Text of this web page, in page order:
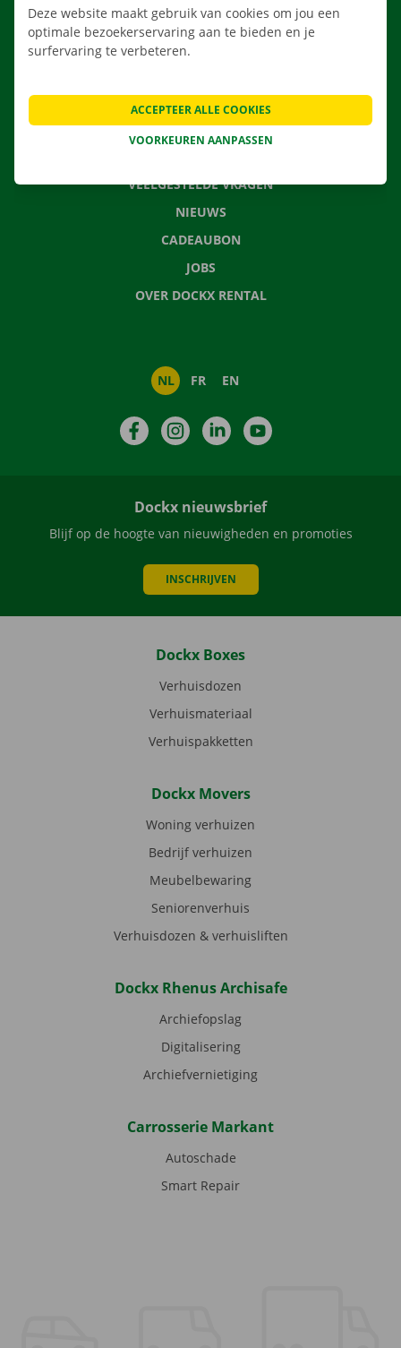
LOCATIES
APP
VEELGESTELDE VRAGEN
NIEUWS
CADEAUBON
JOBS
OVER DOCKX RENTAL
NL FR EN
FacebookInstagramLinkedIn
Dockx nieuwsbrief
Blijf op de hoogte van nieuwigheden en promoties
INSCHRIJVEN
Dockx Boxes
Verhuisdozen
Verhuismateriaal
Verhuispakketten
Dockx Movers
Woning verhuizen
Bedrijf verhuizen
Meubelbewaring
Seniorenverhuis
Verhuisdozen & verhuisliften
Dockx Rhenus Archisafe
Archiefopslag
Digitalisering
Archiefvernietiging
Carrosserie Markant
Autoschade
Smart Repair
Deze website maakt gebruik van cookies om jou een
optimale bezoekerservaring aan te bieden en je
surfervaring te verbeteren.
VOORKEUREN AANPASSEN
ACCEPTEER ALLE COOKIES